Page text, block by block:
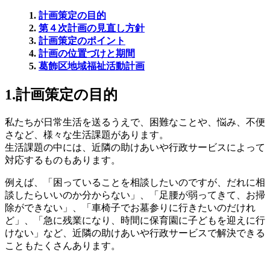
1. 計画策定の目的
2. 第４次計画の見直し方針
3. 計画策定のポイント
4. 計画の位置づけと期間
5. 葛飾区地域福祉活動計画
1.計画策定の目的
私たちが日常生活を送るうえで、困難なことや、悩み、不便
さなど、様々な生活課題があります。
生活課題の中には、近隣の助けあいや行政サービスによって
対応するものもあります。
例えば、「困っていることを相談したいのですが、だれに相
談したらいいのか分からない」、「足腰が弱ってきて、お掃
除ができない」、「車椅子でお墓参りに行きたいのだけれ
ど」、「急に残業になり、時間に保育園に子どもを迎えに行
けない」など、近隣の助けあいや行政サービスで解決できる
こともたくさんあります。